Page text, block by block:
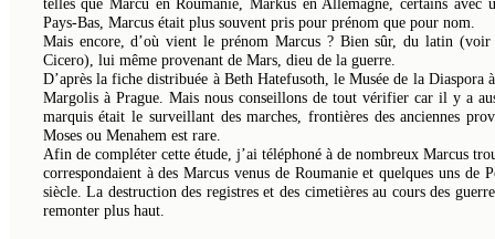
Pays-Bas, Marcus était plus souvent pris pour prénom que pour nom.
Mais encore, d’où vient le prénom Marcus ? Bien sûr, du latin
Cicero), lui même provenant de Mars, dieu de la guerre.
D’après la fiche distribuée à Beth Hatefusoth, le Musée de la
Margolis à Prague. Mais nous conseillons de tout vérifier car il y a
marquis était le surveillant des marches, frontières des anciennes
Moses ou Menahem est rare.
Afin de compléter cette étude, j’ai téléphoné à de nombreux Marcus
correspondaient à des Marcus venus de Roumanie et quelques uns
siècle. La destruction des registres et des cimetières au cours des
remonter plus haut.